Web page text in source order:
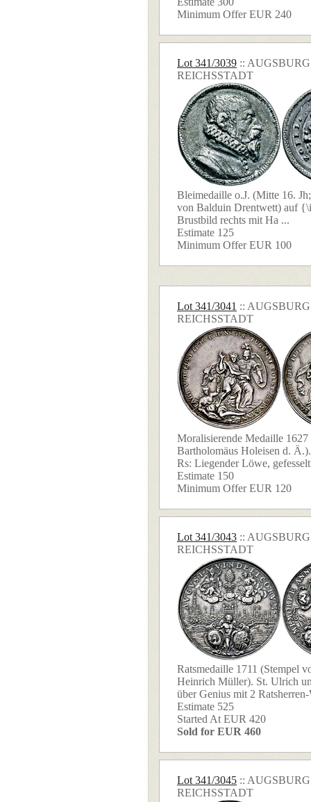
Minimum Offer EUR 240
Lot 341/3039 ::
REICHSSTADT
Bleimedaille o.J. (Mitte 16.
von Balduin Drentwett) auf
Brustbild rechts mit Ha ...
Estimate 125
Minimum Offer EUR 100
Lot 341/3041 ::
REICHSSTADT
Moralisierende Medaille
Bartholomäus Holeisen d.
Rs: Liegender Löwe,
Estimate 150
Minimum Offer EUR 120
Lot 341/3043 ::
REICHSSTADT
Ratsmedaille 1711 (Stempel
Heinrich Müller). St. Ulrich
über Genius mit 2
Estimate 525
Started At EUR 420
Sold for EUR 460
Lot 341/3045 ::
REICHSSTADT